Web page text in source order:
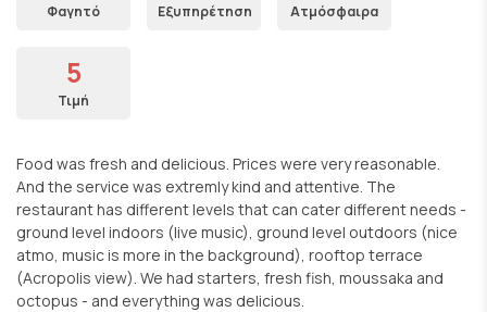
Φαγητό Εξυπηρέτηση Ατμόσφαιρα
5
Τιμή
Food was fresh and delicious. Prices were very reasonable.
And the service was extremly kind and attentive. The
restaurant has different levels that can cater different needs -
ground level indoors (live music), ground level outdoors (nice
atmo, music is more in the background), rooftop terrace
(Acropolis view). We had starters, fresh fish, moussaka and
octopus - and everything was delicious.